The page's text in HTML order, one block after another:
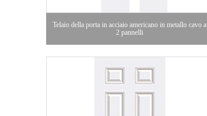
Telaio della porta in acciaio americano in metallo cavo a
2 pannelli